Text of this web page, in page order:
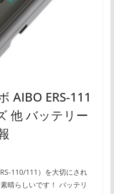
AIBO ERS-111
他 バッテリー
110/111）を大切にされ
晴らしいです！ バッテリ